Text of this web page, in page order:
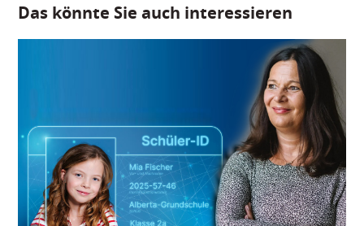
Das könnte Sie auch interessieren